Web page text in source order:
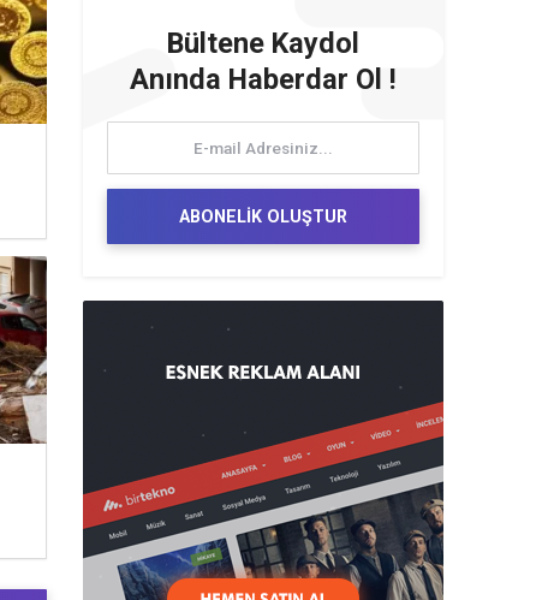
Bültene Kaydol
Anında Haberdar Ol !
ABONELİK OLUŞTUR